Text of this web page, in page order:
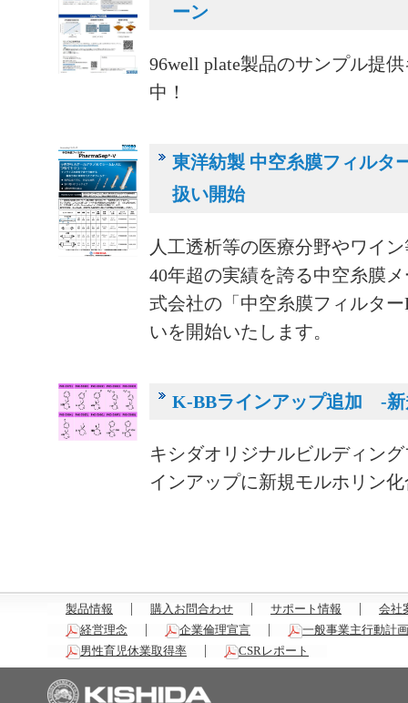
ーン
96well plate製品のサンプル提
中！
東洋紡製 中空糸膜フィル
扱い開始
人工透析等の医療分野やワイ
40年超の実績を誇る中空糸膜
式会社の「中空糸膜フィルター
いを開始いたします。
K-BBラインアップ追加 -新
キシダオリジナルビルディン
インアップに新規モルホリン
製品情報 購入お問合わせ サポート情報
会社
経営理念
企業倫理宣言
一般事業主行動計画
男性育児休業取得率
CSRレポート